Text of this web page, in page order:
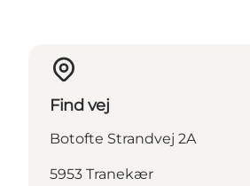
Find vej
Botofte Strandvej 2A
5953 Tranekær